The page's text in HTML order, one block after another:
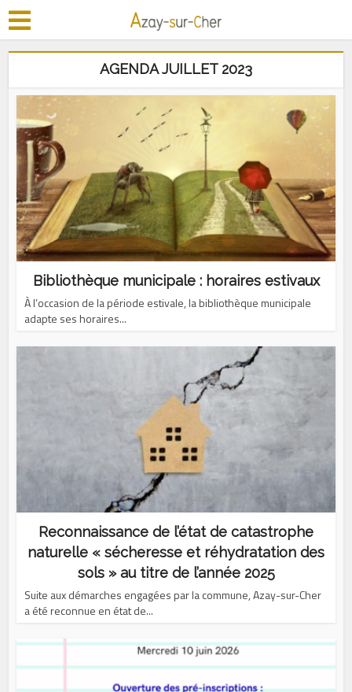
AGENDA JUILLET 2023
Bibliothèque municipale : horaires estivaux
À l’occasion de la période estivale, la bibliothèque municipale
adapte ses horaires...
Reconnaissance de l’état de catastrophe
naturelle « sécheresse et réhydratation des
sols » au titre de l’année 2025
Suite aux démarches engagées par la commune, Azay-sur-Cher
a été reconnue en état de...